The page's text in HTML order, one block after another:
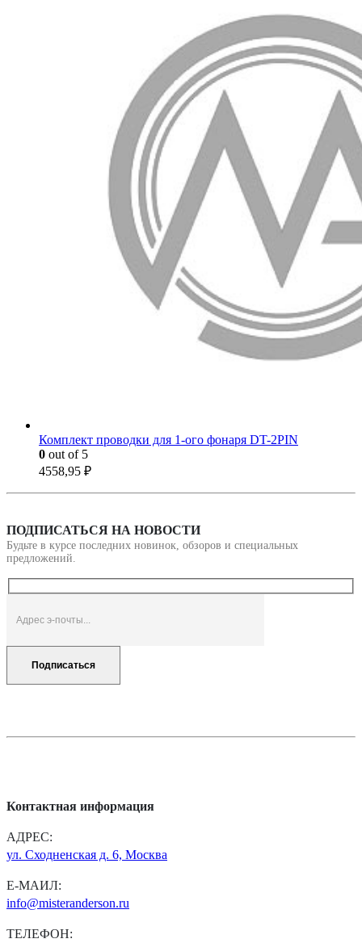
Комплект проводки для 1-ого фонаря DT-2PIN
0 out of 5
4558,95 ₽
ПОДПИСАТЬСЯ НА НОВОСТИ
Будьте в курсе последних новинок, обзоров и специальных
предложений.
Контактная информация
АДРЕС:
ул. Сходненская д. 6, Москва
Е-МАИЛ:
info@misteranderson.ru
ТЕЛЕФОН: